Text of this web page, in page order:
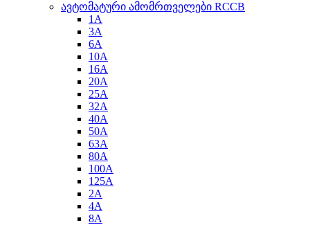
ავტომატური ამომრთველები RCCB
1A
3A
6A
10A
16A
20A
25A
32A
40A
50A
63A
80A
100A
125A
2A
4A
8A